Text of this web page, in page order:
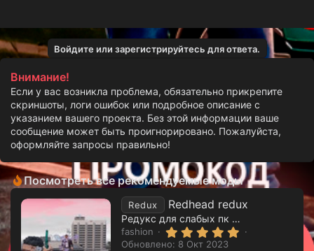
? Ранние версии Blender (до 4.2)​
?Скачайте
файл Sollumz.zip (справа кнопка скачать)
? Откройте
Add-ons
➕ НажмитеInstall...и выберите скачанный ZIP-файл.
✅ После установкивключите аддон, установив
галочку рядом с его названием.
?Перезапустите Blenderдля завершения установки.
Войдите или зарегистрируйтесь для ответа.
Внимание!
Если у вас возникла проблема, обязательно прикрепите
скриншоты, логи ошибок или подробное описание с
указанием вашего проекта. Без этой информации ваше
сообщение может быть проигнорировано. Пожалуйста,
оформляйте запросы правильно!
Посмотреть все рекомендуемые моды
Redux Redhead redux
Редукс для слабых пк от мододелов emmie mods
fashion 5
Обновлено: 8 Окт 2023